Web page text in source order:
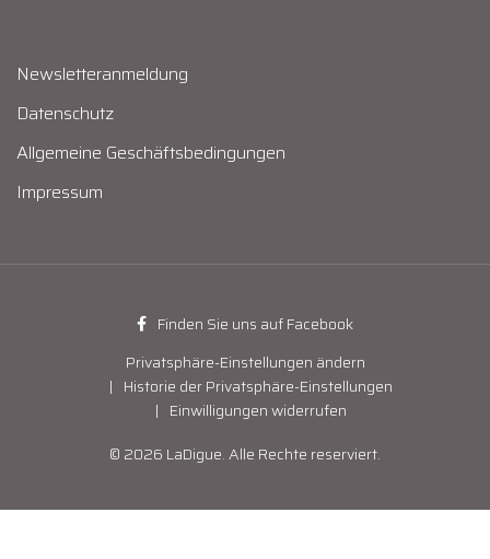
Newsletteranmeldung
Datenschutz
Allgemeine Geschäftsbedingungen
Impressum
Finden Sie uns auf Facebook
Privatsphäre-Einstellungen ändern
Historie der Privatsphäre-Einstellungen
Einwilligungen widerrufen
© 2026 LaDigue. Alle Rechte reserviert.